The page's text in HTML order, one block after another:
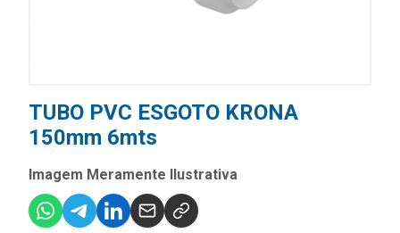
TUBO PVC ESGOTO KRONA
150mm 6mts
Imagem Meramente Ilustrativa